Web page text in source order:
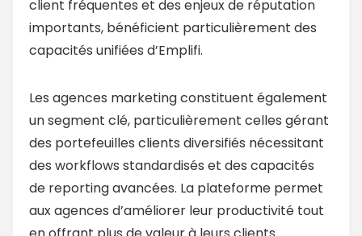
client fréquentes et des enjeux de réputation
importants, bénéficient particulièrement des
capacités unifiées d’Emplifi.
Les agences marketing constituent également
un segment clé, particulièrement celles gérant
des portefeuilles clients diversifiés nécessitant
des workflows standardisés et des capacités
de reporting avancées. La plateforme permet
aux agences d’améliorer leur productivité tout